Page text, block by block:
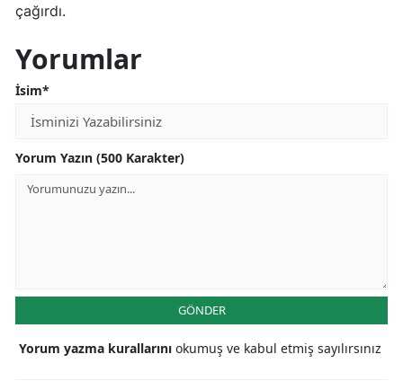
çağırdı.
Yorumlar
İsim*
Yorum Yazın (500 Karakter)
GÖNDER
Yorum yazma kurallarını okumuş ve kabul etmiş sayılırsınız